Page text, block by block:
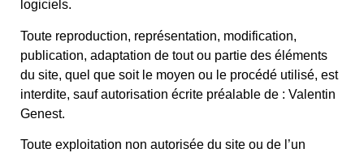
logiciels.
Toute reproduction, représentation, modification,
publication, adaptation de tout ou partie des éléments
du site, quel que soit le moyen ou le procédé utilisé, est
interdite, sauf autorisation écrite préalable de : Valentin
Genest.
Toute exploitation non autorisée du site ou de l’un